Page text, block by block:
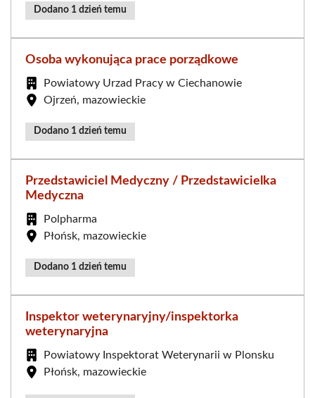
Dodano 1 dzień temu
Osoba wykonująca prace porządkowe
Powiatowy Urzad Pracy w Ciechanowie
Ojrzeń, mazowieckie
Dodano 1 dzień temu
Przedstawiciel Medyczny / Przedstawicielka
Medyczna
Polpharma
Płońsk, mazowieckie
Dodano 1 dzień temu
Inspektor weterynaryjny/inspektorka
weterynaryjna
Powiatowy Inspektorat Weterynarii w Plonsku
Płońsk, mazowieckie